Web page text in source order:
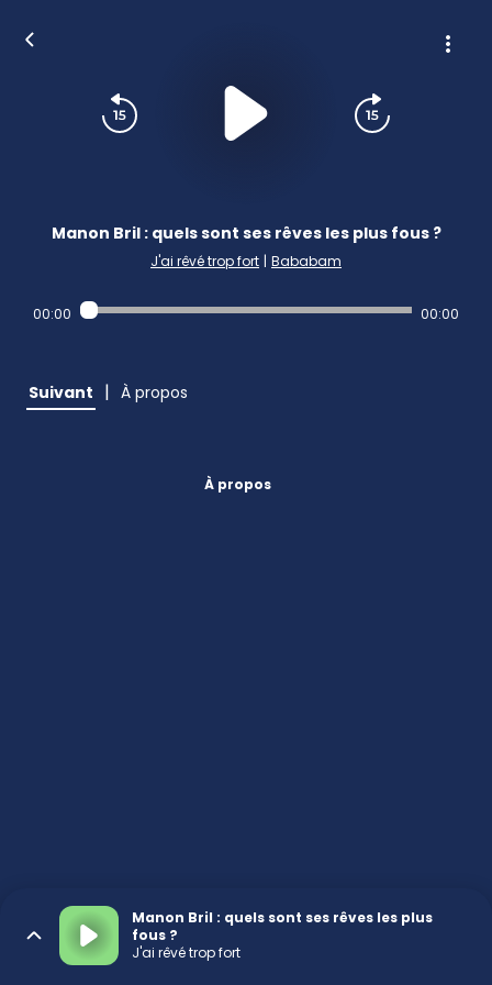
Manon Bril : quels sont ses rêves les plus fous ?
J'ai rêvé trop fort | Bababam
00:00 00:00
Suivant | À propos
À propos
Manon Bril : quels sont ses rêves les plus
fous ?
J'ai rêvé trop fort